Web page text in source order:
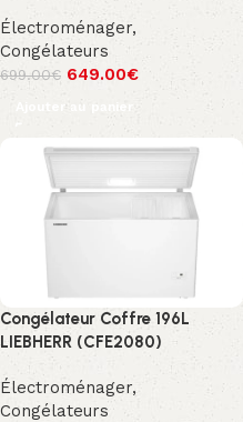
Électroménager,
Congélateurs
699.00€ 649.00€
Ajouter au panier
Congélateur Coffre 196L
LIEBHERR (CFE2080)
Électroménager,
Congélateurs